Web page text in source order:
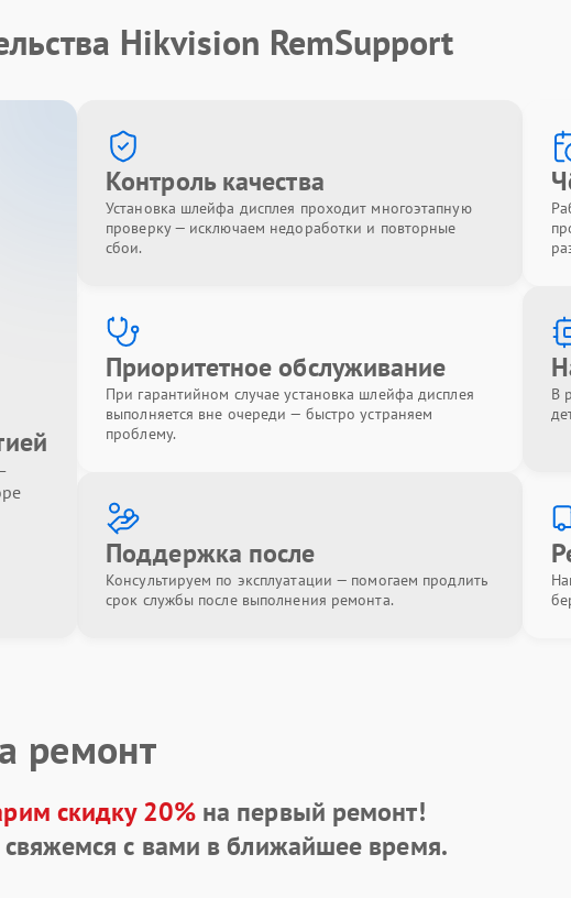
Hikvision RemSupport
Контроль качества
Установка шлейфа дисплея проходит многоэтапную
проверку — исключаем недоработки и повторные
сбои.
Приоритетное обслуживание
При гарантийном случае установка шлейфа дисплея
выполняется вне очереди — быстро устраняем
проблему.
В
Поддержка после
Консультируем по эксплуатации — помогаем продлить
срок службы после выполнения ремонта.
ремонт
скидку 20%на первый ремонт!
с вами в ближайшее время.